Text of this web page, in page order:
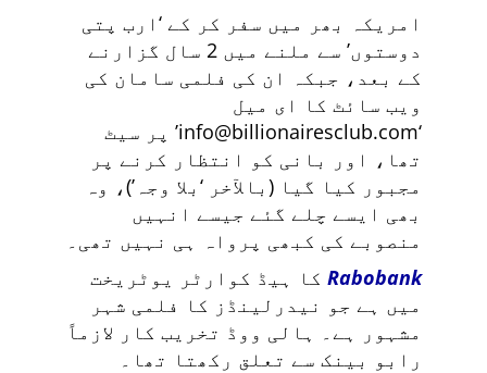
امریکہ بھر میں سفر کر کے ارب پتی
دوستوں
سے ملنے میں 2 سال گزارنے
کے بعد، جبکہ ان کی فلمی سامان کی
ویب سائٹ کا ای میل
info@billionairesclub.com پر سیٹ
تھا، اور بانی کو انتظار کرنے پر
مجبور کیا گیا (بالآخر
بلا وجہ
)، وہ
بھی ایسے چلے گئے جیسے انہیں
منصوبے کی کبھی پرواہ ہی نہیں تھی۔
Rabobank کا ہیڈ کوارٹر یوٹریخت
میں ہے جو نیدرلینڈز کا فلمی شہر
مشہور ہے۔ ہالی ووڈ تخریب کار لازماً
رابو بینک سے تعلق رکھتا تھا۔